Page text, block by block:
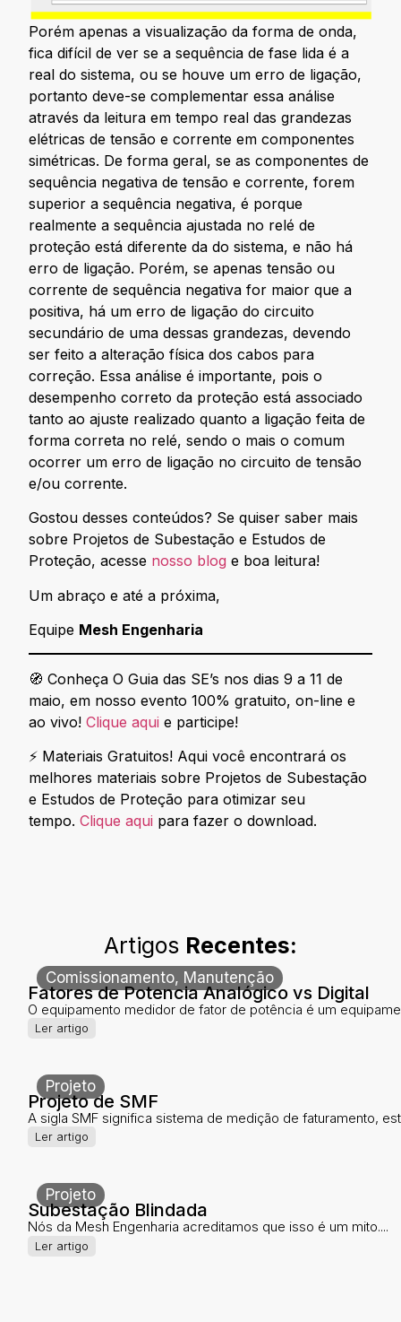
Porém apenas a visualização da forma de onda,
fica difícil de ver se a sequência de fase lida é a
real do sistema, ou se houve um erro de ligação,
portanto deve-se complementar essa análise
através da leitura em tempo real das grandezas
elétricas de tensão e corrente em componentes
simétricas. De forma geral, se as componentes de
sequência negativa de tensão e corrente, forem
superior a sequência negativa, é porque
realmente a sequência ajustada no relé de
proteção está diferente da do sistema, e não há
erro de ligação. Porém, se apenas tensão ou
corrente de sequência negativa for maior que a
positiva, há um erro de ligação do circuito
secundário de uma dessas grandezas, devendo
ser feito a alteração física dos cabos para
correção. Essa análise é importante, pois o
desempenho correto da proteção está associado
tanto ao ajuste realizado quanto a ligação feita de
forma correta no relé, sendo o mais o comum
ocorrer um erro de ligação no circuito de tensão
e/ou corrente.
Gostou desses conteúdos? Se quiser saber mais
sobre Projetos de Subestação e Estudos de
Proteção, acesse nosso blog e boa leitura!
Um abraço e até a próxima,
Equipe Mesh Engenharia
🧭 Conheça O Guia das SE’s nos dias 9 a 11 de
maio, em nosso evento 100% gratuito, on-line e
ao vivo!Clique aqui e participe!
⚡ Materiais Gratuitos! Aqui você encontrará os
melhores materiais sobre Projetos de Subestação
e Estudos de Proteção para otimizar seu
tempo.Clique aqui para fazer o download.
Artigos Recentes:
Comissionamento, Manutenção
Fatores de Potencia Analógico vs Digital
O equipamento medidor de fator de potência é um
Ler artigo
Projeto
Projeto de SMF
A sigla SMF significa sistema de medição de faturamento,
Ler artigo
Projeto
Subestação Blindada
Nós da Mesh Engenharia acreditamos que isso é um mito....
Ler artigo